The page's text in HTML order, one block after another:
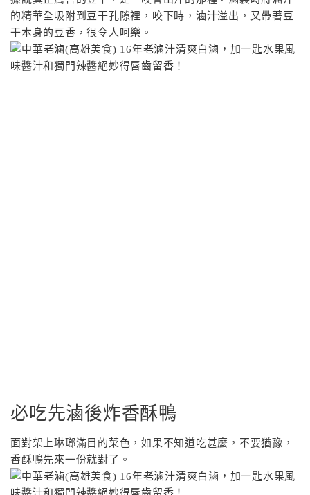
的精華全吸附到豆干孔隙裡，咬下時，滷汁溢出，又帶著豆
干本身的豆香，很令人呵樂。
必吃先滷後炸香酥鴨
面對架上琳瑯滿目的菜色，如果不知道吃甚麼，不要猶豫，
香酥鴨先來一份就對了。